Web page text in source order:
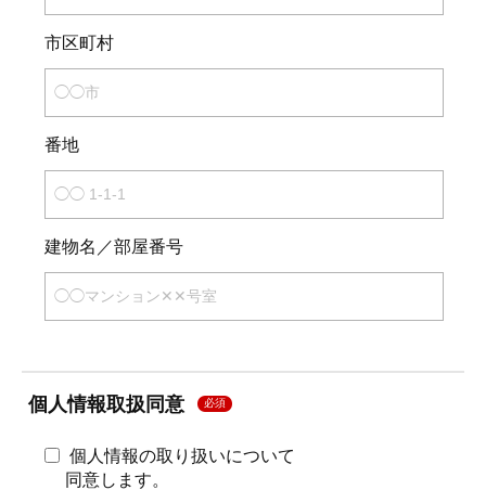
市区町村
番地
建物名／部屋番号
個人情報取扱同意 必須
個人情報の取り扱いについて
同意します。